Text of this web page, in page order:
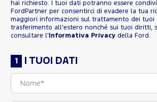
hai richiesto. I tuoi dati potranno essere
FordPartner per consentirci di evadere la tua
maggiori informazioni sul trattamento dei tuoi
trasferimento all'estero nonché sui tuoi diritti,
consultare l' Informativa Privacy della Ford.
I TUOI DATI